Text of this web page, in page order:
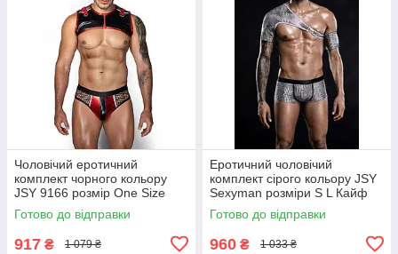
Чоловічий еротичний
комплект чорного кольору
JSY 9166 розмір One Size
Кайф
Готово до відправки
917 ₴ 1 079 ₴
Еротичний чоловічий
комплект сірого кольору JSY
Sexyman розміри S L Кайф
Готово до відправки
960 ₴ 1 033 ₴